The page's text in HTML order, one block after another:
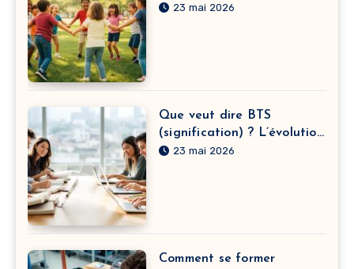
à pratiquer sans matériel
23 mai 2026
Que veut dire BTS
(signification) ? L’évolution
du sens derrière l’acronyme
23 mai 2026
Comment se former